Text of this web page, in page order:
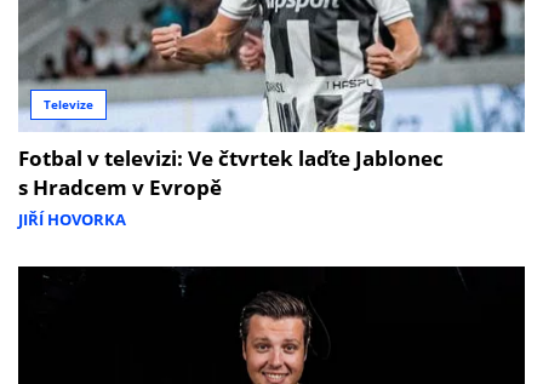
Televize
Fotbal v televizi: Ve čtvrtek laďte Jablonec
s Hradcem v Evropě
JIŘÍ HOVORKA